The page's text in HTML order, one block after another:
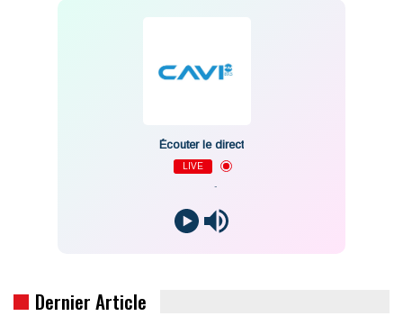
Écouter le direct
LIVE
Dernier Article